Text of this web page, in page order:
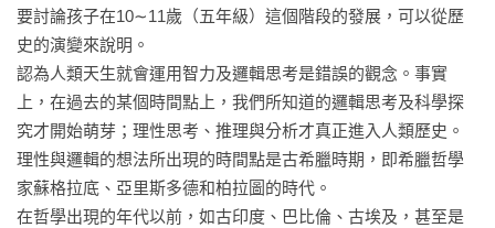
「這本書也讓我以全新的觀點認識華德福教育的美與真，以及
如何透過學習植物，進而培養孩子對自己與自然的敏銳度及思
考能力。」
——★★朱思穎（國立清華大學特殊教育學系教授）
「觀看大海的雄壯遼闊，森林的博大生機……讓孩子們有了自
針葉樹不會長出真正的花，但假設針葉樹有花，那所有的香氣
都會進入花之中，針葉樹的香氣進入了松香裡。松香裡可說是
有朵魔法般的花，當你燃燒樅樹的樹枝，那藏在松香裡的魔法
花朵，就會在火燄及香氣中被釋放出來。
9 樹與大地的關係
哪裡有樹成長，哪裡就可以見到堅硬的木質樹幹從土壤中升
起，這是大地的力量。大地之力是往上的，就好像大地堆起了
要討論孩子在10∼11歲（五年級）這個階段的發展，可以從歷
史的演變來說明。
認為人類天生就會運用智力及邏輯思考是錯誤的觀念。事實
上，在過去的某個時間點上，我們所知道的邏輯思考及科學探
究才開始萌芽；理性思考、推理與分析才真正進入人類歷史。
理性與邏輯的想法所出現的時間點是古希臘時期，即希臘哲學
家蘇格拉底、亞里斯多德和柏拉圖的時代。
在哲學出現的年代以前，如古印度、巴比倫、古埃及，甚至是